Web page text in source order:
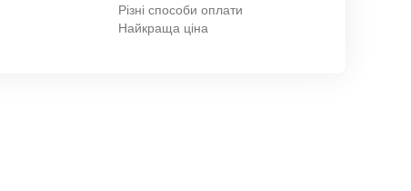
Різні способи оплати
Найкраща ціна